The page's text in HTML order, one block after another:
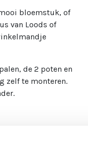
bloemstuk, of
van Loods of
de 2 poten en
zelf te monteren.
kunt ons altijd